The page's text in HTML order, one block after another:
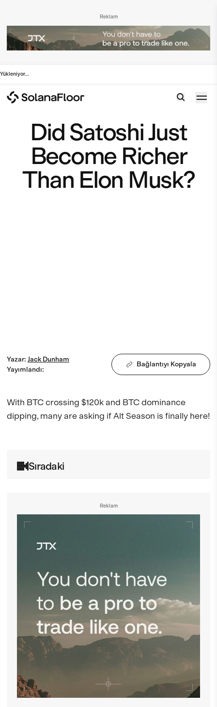
Reklam
Yükleniyor...
Did Satoshi Just
Become Richer
Than Elon Musk?
Sıradaki
Yazar: Jack Dunham
Yayımlandı:
Bağlantıyı Kopyala
With BTC crossing $120k and BTC dominance
dipping, many are asking if Alt Season is finally here!
Reklam